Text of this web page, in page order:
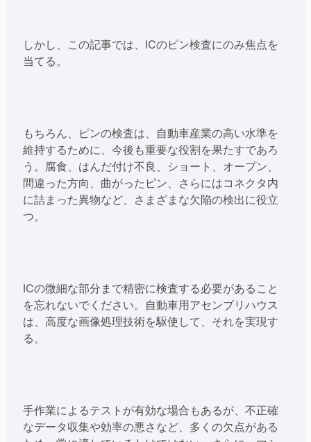
しかし、この記事では、ICのピン検査にのみ焦点を
当てる。
もちろん、ピンの検査は、自動車産業の高い水準を
維持するために、今後も重要な役割を果たすであろ
う。腐食、はんだ付け不良、ショート、オープン、
間違った方向、曲がったピン、さらにはコネクタ内
に詰まった異物など、さまざまな欠陥の検出に役立
つ。
ICの微細な部分まで精密に検査する必要があること
を忘れないでください。自動車用アセンブリハウス
は、高度な画像処理技術を駆使して、それを実現す
る。
手作業によるテストが有効な場合もあるが、不正確
なデータ収集や効率の悪さなど、多くの欠点がある